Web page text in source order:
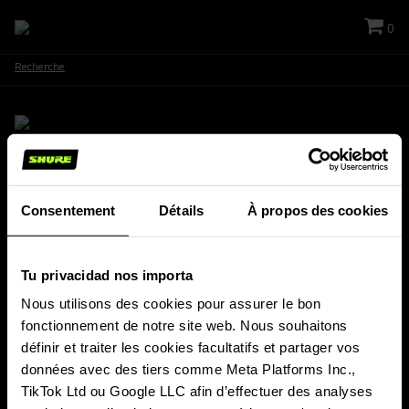
Consentement Détails À propos des cookies
Tu privacidad nos importa
Nous utilisons des cookies pour assurer le bon
fonctionnement de notre site web. Nous souhaitons
définir et traiter les cookies facultatifs et partager vos
données avec des tiers comme Meta Platforms Inc.,
TikTok Ltd ou Google LLC afin d’effectuer des analyses
0
Recherche
Recevez des nouvelles de Shure : lancements de nouveaux produits,
INSCRIVEZ-VOUS À NOTRE NEWSLETTER
PRODUITS
À PROPOS DE SHURE
PERSPECTIVES ET ÉVÈNEMENTS
SUPPORT